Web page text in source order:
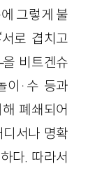
그렇게 불
로 겹치고
비트겐슈
이·수 등과
폐쇄되어
디서나 명확
다. 따라서